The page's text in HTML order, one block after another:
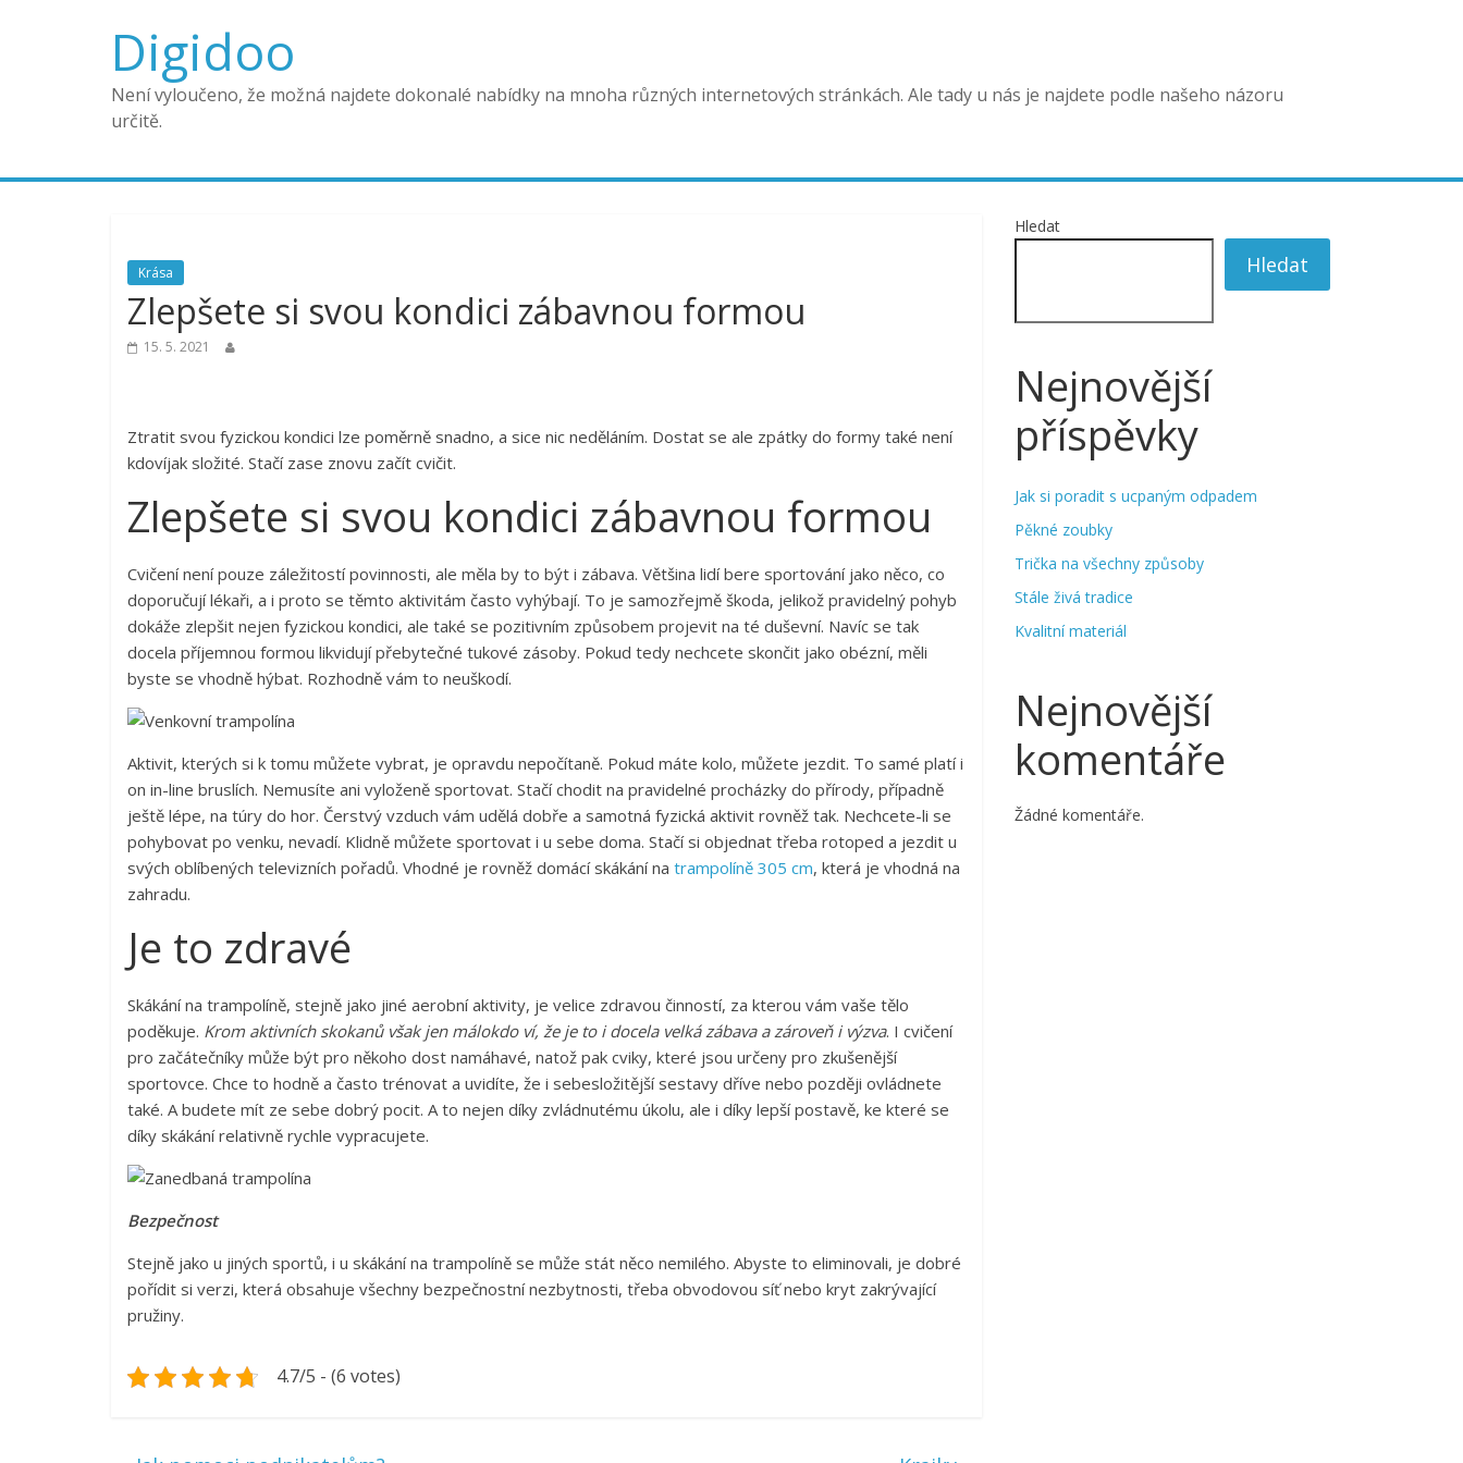
Digidoo
Není vyloučeno, že možná najdete dokonalé nabídky na mnoha různých internetových stránkách. Ale tady u nás je najdete podle našeho názoru
určitě.
Krása
Zlepšete si svou kondici zábavnou formou
15. 5. 2021
Ztratit svou fyzickou kondici lze poměrně snadno, a sice nic neděláním. Dostat se ale zpátky do formy také není
kdovíjak složité. Stačí zase znovu začít cvičit.
Zlepšete si svou kondici zábavnou formou
Cvičení není pouze záležitostí povinnosti, ale měla by to být i zábava. Většina lidí bere sportování jako něco, co
doporučují lékaři, a i proto se těmto aktivitám často vyhýbají. To je samozřejmě škoda, jelikož pravidelný pohyb
dokáže zlepšit nejen fyzickou kondici, ale také se pozitivním způsobem projevit na té duševní. Navíc se tak
docela příjemnou formou likvidují přebytečné tukové zásoby. Pokud tedy nechcete skončit jako obézní, měli
byste se vhodně hýbat. Rozhodně vám to neuškodí.
Aktivit, kterých si k tomu můžete vybrat, je opravdu nepočítaně. Pokud máte kolo, můžete jezdit. To samé platí i
on in-line bruslích. Nemusíte ani vyloženě sportovat. Stačí chodit na pravidelné procházky do přírody, případně
ještě lépe, na túry do hor. Čerstvý vzduch vám udělá dobře a samotná fyzická aktivit rovněž tak. Nechcete-li se
pohybovat po venku, nevadí. Klidně můžete sportovat i u sebe doma. Stačí si objednat třeba rotoped a jezdit u
svých oblíbených televizních pořadů. Vhodné je rovněž domácí skákání na trampolíně 305 cm, která je vhodná na
zahradu.
Je to zdravé
Skákání na trampolíně, stejně jako jiné aerobní aktivity, je velice zdravou činností, za kterou vám vaše tělo
poděkuje. Krom aktivních skokanů však jen málokdo ví, že je to i docela velká zábava a zároveň i výzva. I cvičení
pro začátečníky může být pro někoho dost namáhavé, natož pak cviky, které jsou určeny pro zkušenější
sportovce. Chce to hodně a často trénovat a uvidíte, že i sebesložitější sestavy dříve nebo později ovládnete
také. A budete mít ze sebe dobrý pocit. A to nejen díky zvládnutému úkolu, ale i díky lepší postavě, ke které se
díky skákání relativně rychle vypracujete.
Bezpečnost
Stejně jako u jiných sportů, i u skákání na trampolíně se může stát něco nemilého. Abyste to eliminovali, je dobré
pořídit si verzi, která obsahuje všechny bezpečnostní nezbytnosti, třeba obvodovou síť nebo kryt zakrývající
pružiny.
4.7/5 - (6 votes)
Hledat
Hledat
Nejnovější
příspěvky
Jak si poradit s ucpaným odpadem
Pěkné zoubky
Trička na všechny způsoby
Stále živá tradice
Kvalitní materiál
Nejnovější
komentáře
Žádné komentáře.